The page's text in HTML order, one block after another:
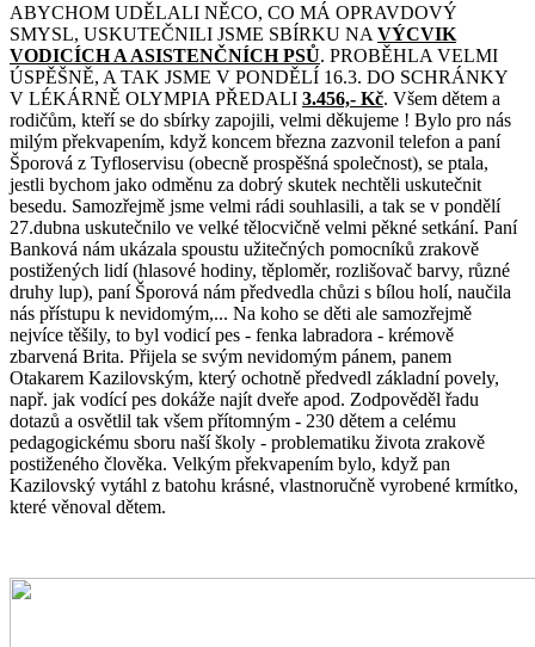
ABYCHOM UDĚLALI NĚCO, CO MÁ OPRAVDOVÝ
SMYSL, USKUTEČNILI JSME SBÍRKU NA VÝCVIK
VODICÍCH A ASISTENČNÍCH PSŮ. PROBĚHLA VELMI
ÚSPĚŠNĚ, A TAK JSME V PONDĚLÍ 16.3. DO SCHRÁNKY
V LÉKÁRNĚ OLYMPIA PŘEDALI 3.456,- Kč. Všem dětem a
rodičům, kteří se do sbírky zapojili, velmi děkujeme ! Bylo pro nás
milým překvapením, když koncem března zazvonil telefon a paní
Šporová z Tyfloservisu (obecně prospěšná společnost), se ptala,
jestli bychom jako odměnu za dobrý skutek nechtěli uskutečnit
besedu. Samozřejmě jsme velmi rádi souhlasili, a tak se v pondělí
27.dubna uskutečnilo ve velké tělocvičně velmi pěkné setkání. Paní
Banková nám ukázala spoustu užitečných pomocníků zrakově
postižených lidí (hlasové hodiny, těploměr, rozlišovač barvy, různé
druhy lup), paní Šporová nám předvedla chůzi s bílou holí, naučila
nás přístupu k nevidomým,... Na koho se děti ale samozřejmě
nejvíce těšily, to byl vodicí pes - fenka labradora - krémově
zbarvená Brita. Přijela se svým nevidomým pánem, panem
Otakarem Kazilovským, který ochotně předvedl základní povely,
např. jak vodící pes dokáže najít dveře apod. Zodpověděl řadu
dotazů a osvětlil tak všem přítomným - 230 dětem a celému
pedagogickému sboru naší školy - problematiku života zrakově
postiženého člověka. Velkým překvapením bylo, když pan
Kazilovský vytáhl z batohu krásné, vlastnoručně vyrobené krmítko,
které věnoval dětem.